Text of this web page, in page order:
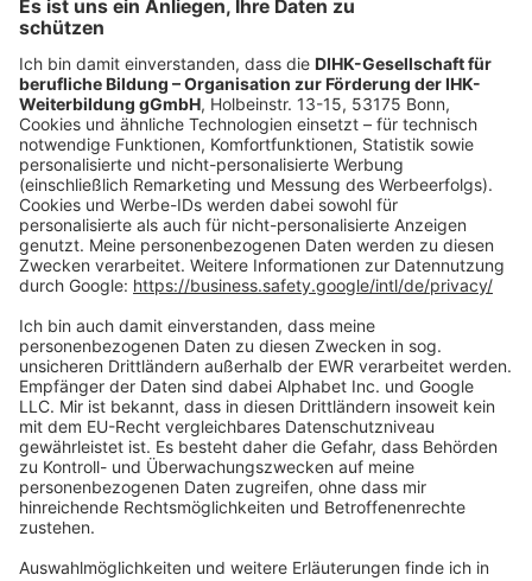
Fr.:
09:00-14:00 Uhr
shop@dihk-bildung.shop
Vertrag widerrufen
Zahlungsarten
Social Media
Oft Gesucht
Rund um die Prüfung